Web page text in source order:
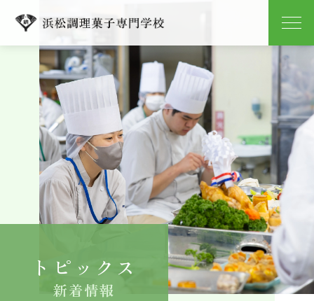
学校紹介
学科紹介
キャンパスライフ
就職
よくある質問
トピックス
新着情報